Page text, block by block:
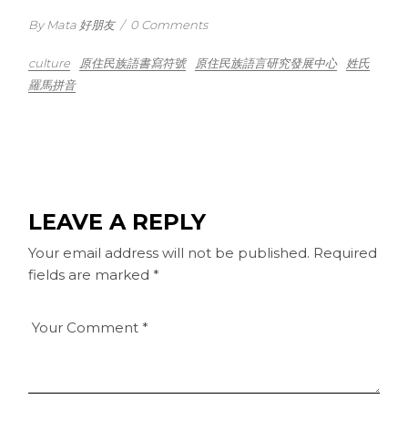
By Mata 好朋友 / 0 Comments
culture 原住民族語書寫符號 原住民族語言研究發展中心
姓氏
羅馬拼音
LEAVE A REPLY
Your email address will not be published. Required
fields are marked *